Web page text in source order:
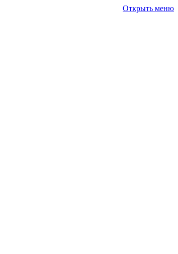
Открыть меню